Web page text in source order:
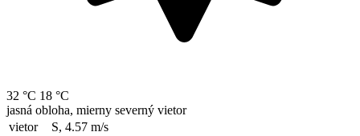
32 °C 18 °C
jasná obloha, mierny severný vietor
vietor
S, 4.57 m/s